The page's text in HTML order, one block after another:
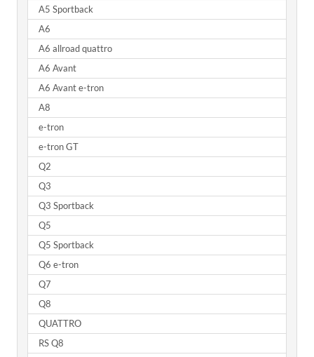
A5 Sportback
A6
A6 allroad quattro
A6 Avant
A6 Avant e-tron
A8
e-tron
e-tron GT
Q2
Q3
Q3 Sportback
Q5
Q5 Sportback
Q6 e-tron
Q7
Q8
QUATTRO
RS Q8